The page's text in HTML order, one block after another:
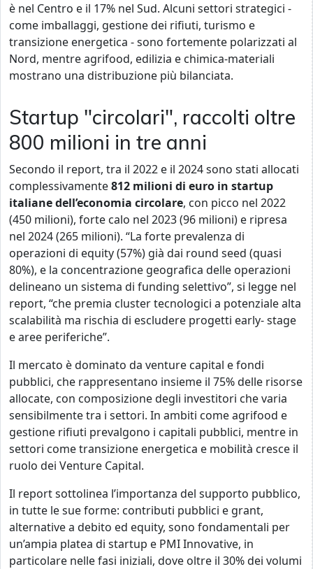
è nel Centro e il 17% nel Sud. Alcuni settori strategici -
come imballaggi, gestione dei rifiuti, turismo e
transizione energetica - sono fortemente polarizzati al
Nord, mentre agrifood, edilizia e chimica-materiali
mostrano una distribuzione più bilanciata.
Startup "circolari", raccolti oltre
800 milioni in tre anni
Secondo il report, tra il 2022 e il 2024 sono stati allocati
complessivamente812 milioni di euro in startup
italiane dell’economia circolare, con picco nel 2022
(450 milioni), forte calo nel 2023 (96 milioni) e ripresa
nel 2024 (265 milioni). “La forte prevalenza di
operazioni di equity (57%) già dai round seed (quasi
80%), e la concentrazione geografica delle operazioni
delineano un sistema di funding selettivo”, si legge nel
report, “che premia cluster tecnologici a potenziale alta
scalabilità ma rischia di escludere progetti early- stage
e aree periferiche”.
Il mercato è dominato da venture capital e fondi
pubblici, che rappresentano insieme il 75% delle risorse
allocate, con composizione degli investitori che varia
sensibilmente tra i settori. In ambiti come agrifood e
gestione rifiuti prevalgono i capitali pubblici, mentre in
settori come transizione energetica e mobilità cresce il
ruolo dei Venture Capital.
Il report sottolinea l’importanza del supporto pubblico,
in tutte le sue forme: contributi pubblici e grant,
alternative a debito ed equity, sono fondamentali per
un’ampia platea di startup e PMI Innovative, in
particolare nelle fasi iniziali, dove oltre il 30% dei volumi